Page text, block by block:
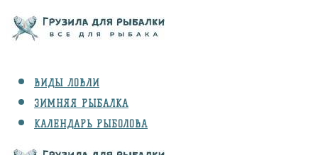
ВИДЫ ЛОВЛИ
ЗИМНЯЯ РЫБАЛКА
КАЛЕНДАРЬ РЫБОЛОВА